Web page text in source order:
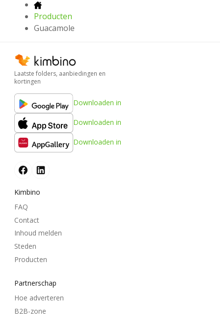
Producten
Guacamole
Laatste folders, aanbiedingen en
kortingen
Downloaden in
Downloaden in
Downloaden in
Kimbino
FAQ
Contact
Inhoud melden
Steden
Producten
Partnerschap
Hoe adverteren
B2B-zone